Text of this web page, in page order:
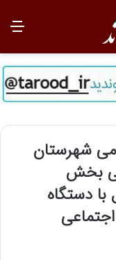
شهرستان
بخش
دستگاه